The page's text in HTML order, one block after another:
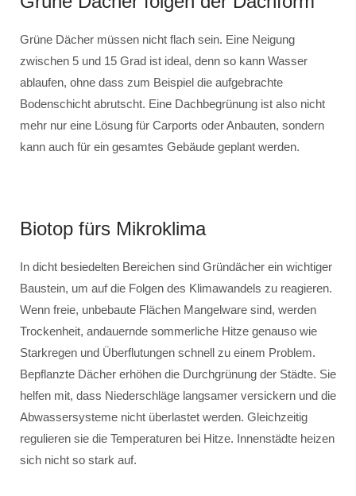
Grüne Dächer müssen nicht flach sein. Eine Neigung
zwischen 5 und 15 Grad ist ideal, denn so kann Wasser
ablaufen, ohne dass zum Beispiel die aufgebrachte
Bodenschicht abrutscht. Eine Dachbegrünung ist also nicht
mehr nur eine Lösung für Carports oder Anbauten, sondern
kann auch für ein gesamtes Gebäude geplant werden.
Biotop fürs Mikroklima
In dicht besiedelten Bereichen sind Gründächer ein wichtiger
Baustein, um auf die Folgen des Klimawandels zu reagieren.
Wenn freie, unbebaute Flächen Mangelware sind, werden
Trockenheit, andauernde sommerliche Hitze genauso wie
Starkregen und Überflutungen schnell zu einem Problem.
Bepflanzte Dächer erhöhen die Durchgrünung der Städte. Sie
helfen mit, dass Niederschläge langsamer versickern und die
Abwassersysteme nicht überlastet werden. Gleichzeitig
regulieren sie die Temperaturen bei Hitze. Innenstädte heizen
sich nicht so stark auf.